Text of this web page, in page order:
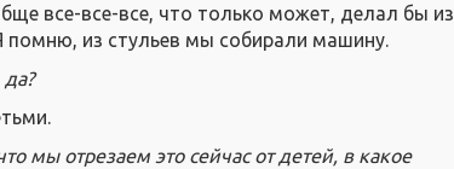
все-все-все, что только может, делал бы из
помню, из стульев мы собирали машину.
мы отрезаем это сейчас от детей, в какое